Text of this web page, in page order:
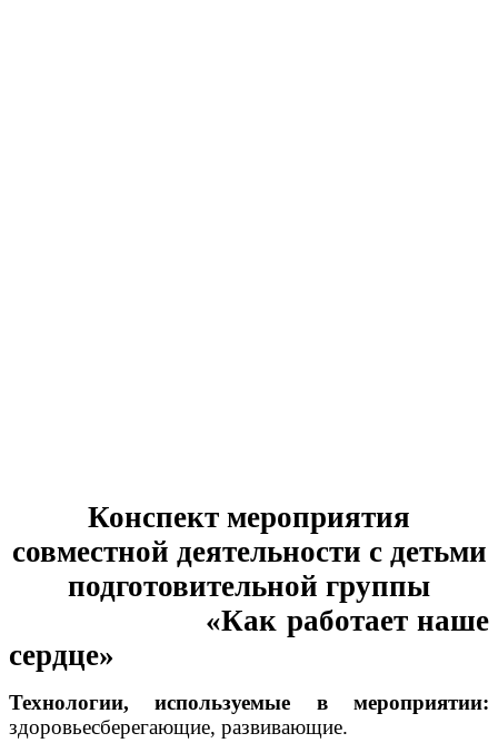
Конспект мероприятия
совместной деятельности с детьми
подготовительной группы
«Как работает наше
сердце»
Технологии, используемые в мероприятии:
здоровьесберегающие, развивающие.